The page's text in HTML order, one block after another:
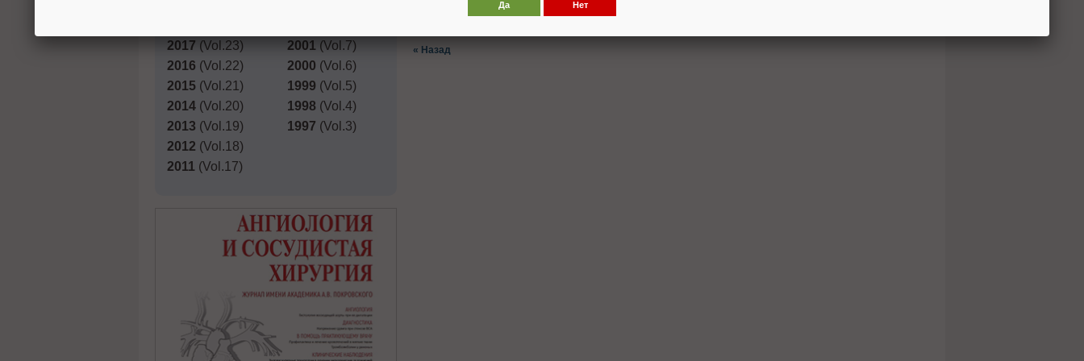
Стр. 110-113
« Назад
2017 (Vol.23)
2016 (Vol.22)
2015 (Vol.21)
2014 (Vol.20)
2013 (Vol.19)
2012 (Vol.18)
2011 (Vol.17)
2001 (Vol.7)
2000 (Vol.6)
1999 (Vol.5)
1998 (Vol.4)
1997 (Vol.3)
Да Нет